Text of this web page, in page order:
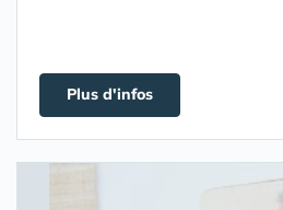
Plus d'infos